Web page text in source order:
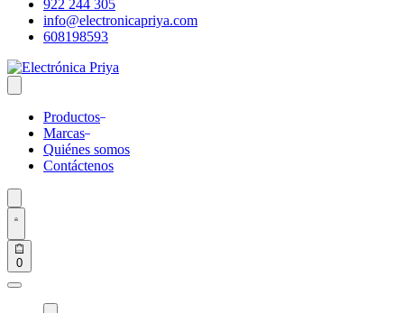
922 244 305
info@electronicapriya.com
608198593
Productos
Marcas
Quiénes somos
Contáctenos
0